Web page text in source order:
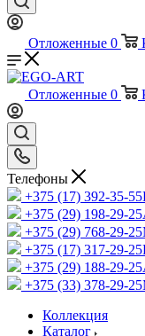
Отложенные 0
Отложенные 0
Телефоны
+375 (17) 392-35-55
+375 (29) 198-29-25
+375 (29) 768-29-25
+375 (17) 317-29-25
+375 (29) 188-29-25
+375 (33) 378-29-25
Коллекция
Каталог